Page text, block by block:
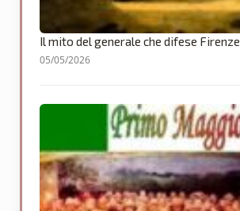
Il mito del generale che difese Firenze
05/05/2026